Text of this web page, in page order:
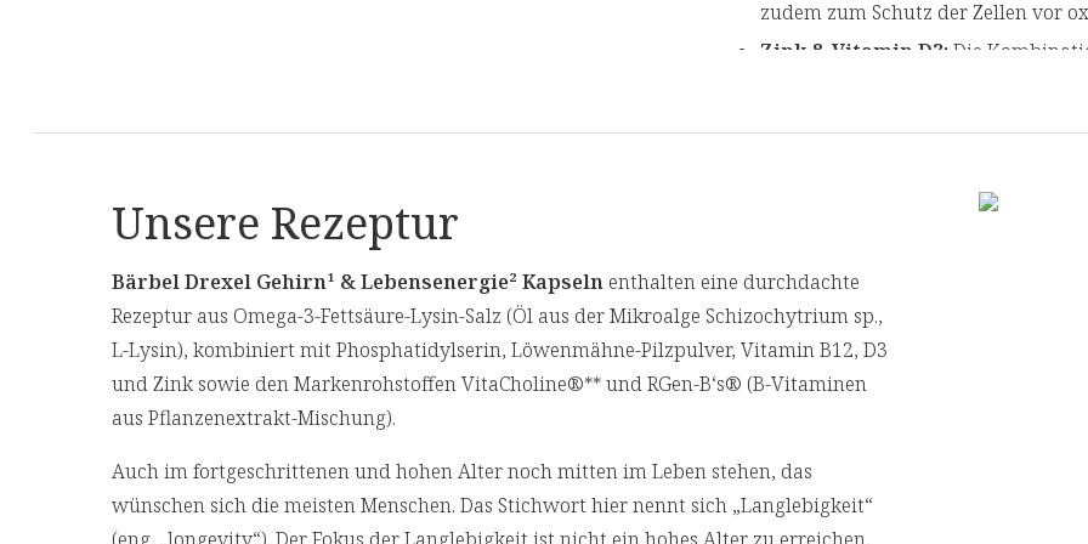
zudem zum Schutz der Zellen vor
Zink & Vitamin D3: Die
Guaranasamen Extrakt &
Amazonasgebiet beheimatet ist.
Jahrhunderten. Guarana enthält
Jahrhunderten in der Traditionellen
zählt dort zu den sogenannten „Qi-
Polysaccharide und Saponine
zugeordnet.
Ginkgo biloba & trans-
Unsere Rezeptur
Bärbel Drexel Gehirn¹ & Lebensenergie² Kapseln enthalten eine durchdachte
Rezeptur aus Omega-3-Fettsäure-Lysin-Salz (Öl aus der Mikroalge Schizochytrium sp.,
L-Lysin), kombiniert mit Phosphatidylserin, Löwenmähne-Pilzpulver, Vitamin B12, D3
und Zink sowie den Markenrohstoffen VitaCholine®** und RGen-B‘s® (B-Vitaminen
aus Pflanzenextrakt-Mischung).
Auch im fortgeschrittenen und hohen Alter noch mitten im Leben stehen, das
wünschen sich die meisten Menschen. Das Stichwort hier nennt sich „Langlebigkeit“